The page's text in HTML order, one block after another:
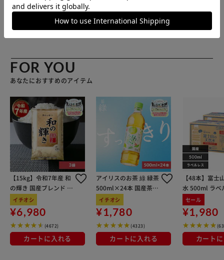
求致しました。
[主な特徴]
・単筒式ショックアブソーバー
・ブラケット車高調整機能
・減衰力30段調整（調整ダイヤル付属）
・バンプラバー、ダストブーツ、車高調整用専用レンチ付属
・ストラット式にはベベルエッジロックリング方式を採用
・ベアリング付アッパーシート付属（ストラット式フロン
ト）
・一年保証付
・スプリングレート変更可能:左右10,000円(税別)
販売元(特定商取引法に基づく表記)：LuxAutoCare アイリ
スプラザ店
FOR YOU
あなたにおすすめのアイテム
【15kg】令和7年産 和
の輝き 国産ブレンド 5
kg×3袋
イチオシ
¥6,980
(4672)
カートに入れる
アイリスのお茶 綠 緑茶
500ml×24本 国産茶葉
100％使用
イチオシ
¥1,780
(4323)
カートに入れる
【48本】富士
水 500ml ラベ
セール
¥1,980
カート